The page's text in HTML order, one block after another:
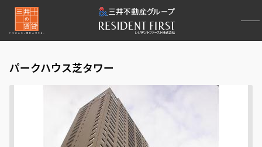
パークハウス芝タワー